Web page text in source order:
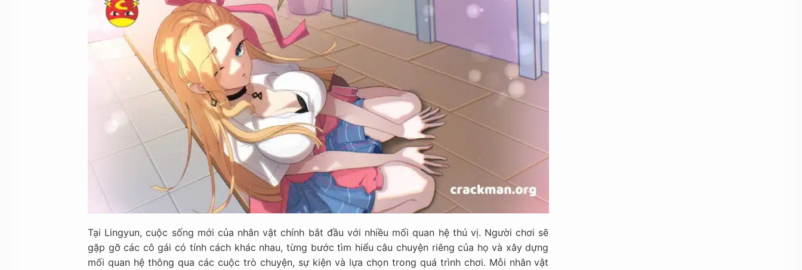
Tại Lingyun, cuộc sống mới của nhân vật chính bắt đầu với nhiều mối quan hệ thú vị. Người chơi sẽ
gặp gỡ các cô gái có tính cách khác nhau, từng bước tìm hiểu câu chuyện riêng của họ và xây dựng
mối quan hệ thông qua các cuộc trò chuyện, sự kiện và lựa chọn trong quá trình chơi. Mỗi nhân vật